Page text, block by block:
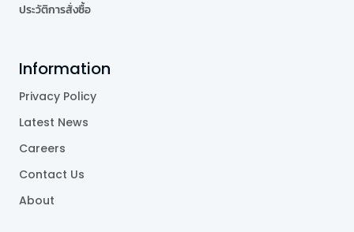
ประวัติการสั่งซื้อ
Information
Privacy Policy
Latest News
Careers
Contact Us
About